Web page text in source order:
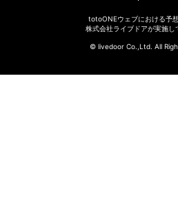
totoONEウェブにおける予
株式会社ライブドアが実施し
© livedoor Co.,Ltd. All